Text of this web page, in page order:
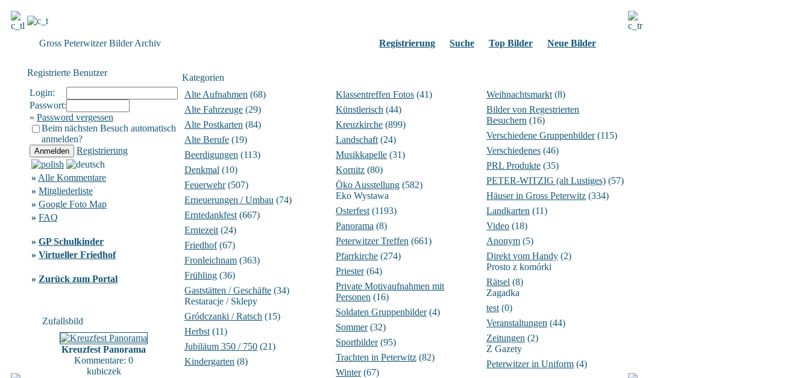
Gross Peterwitzer Bilder Archiv Registrierung Suche Top Bilder Neue Bilder
Registrierte Benutzer
Login:
Passwort:
» Password vergessen
Beim nächsten Besuch automatisch
anmelden?
Registrierung
» Alle Kommentare
» Mitgliederliste
» Google Foto Map
» FAQ
» GP Schulkinder
» Virtueller Friedhof
» Zurück zum Portal
Zufallsbild
Kreuzfest Panorama
Kommentare: 0
kubiczek
Kategorien
Alte Aufnahmen (68)
Alte Fahrzeuge (29)
Alte Postkarten (84)
Alte Berufe (19)
Beerdigungen (113)
Denkmal (10)
Feuerwehr(507)
Erneuerungen / Umbau (74)
Erntedankfest (667)
Erntezeit (24)
Friedhof(67)
Fronleichnam (363)
Frühling (36)
Gaststätten / Geschäfte (34)
Restaracje / Sklepy
Gródczanki / Ratsch (15)
Herbst (11)
Jubiläum 350 / 750 (21)
Kindergarten (8)
Klassentreffen Fotos (41)
Künstlerisch (44)
Kreuzkirche (899)
Landschaft (24)
Musikkapelle (31)
Kornitz (80)
Öko Ausstellung (582)
Eko Wystawa
Osterfest (1193)
Panorama (8)
Peterwitzer Treffen (661)
Pfarrkirche (274)
Priester(64)
Private Motivaufnahmen mit
Personen (16)
Soldaten Gruppenbilder(4)
Sommer(32)
Sportbilder(95)
Trachten in Peterwitz (82)
Winter(67)
Weihnachtsmarkt (8)
Bilder von Regestrierten
Besuchern (16)
Verschiedene Gruppenbilder(115)
Verschiedenes (46)
PRL Produkte (35)
PETER-WITZIG (alt Lustiges) (57)
Häuser in Gross Peterwitz (334)
Landkarten (11)
Video (18)
Anonym (5)
Direkt vom Handy (2)
Prosto z komórki
Rätsel (8)
Zagadka
test (0)
Veranstaltungen (44)
Zeitungen (2)
Z Gazety
Peterwitzer in Uniform (4)